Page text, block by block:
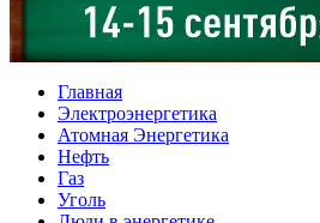
Главная
Электроэнергетика
Атомная Энергетика
Нефть
Газ
Уголь